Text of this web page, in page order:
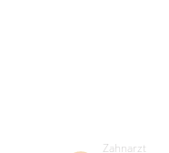
Zahnarzt